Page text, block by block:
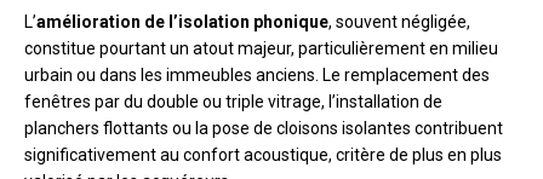
L’amélioration de l’isolation phonique, souvent négligée,
constitue pourtant un atout majeur, particulièrement en milieu
urbain ou dans les immeubles anciens. Le remplacement des
fenêtres par du double ou triple vitrage, l’installation de
planchers flottants ou la pose de cloisons isolantes contribuent
significativement au confort acoustique, critère de plus en plus